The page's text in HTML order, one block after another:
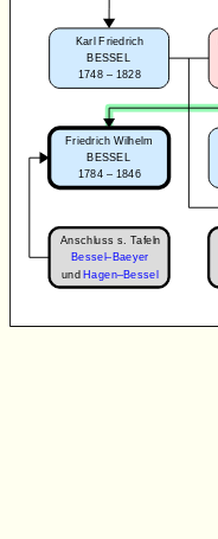
Karl Friedrich
BESSEL
1748 – 1828
Friedrich Wilhelm
BESSEL
1784 – 1846
Anschluss s. Tafeln
Bessel–Baeyer
und Hagen–Bessel